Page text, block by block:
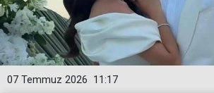
11:17
07 Temmuz 2026